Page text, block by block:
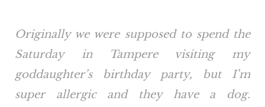
Originally we were supposed to spend the
Saturday in Tampere visiting my
goddaughter’s birthday party, but I’m
super allergic and they have a dog.